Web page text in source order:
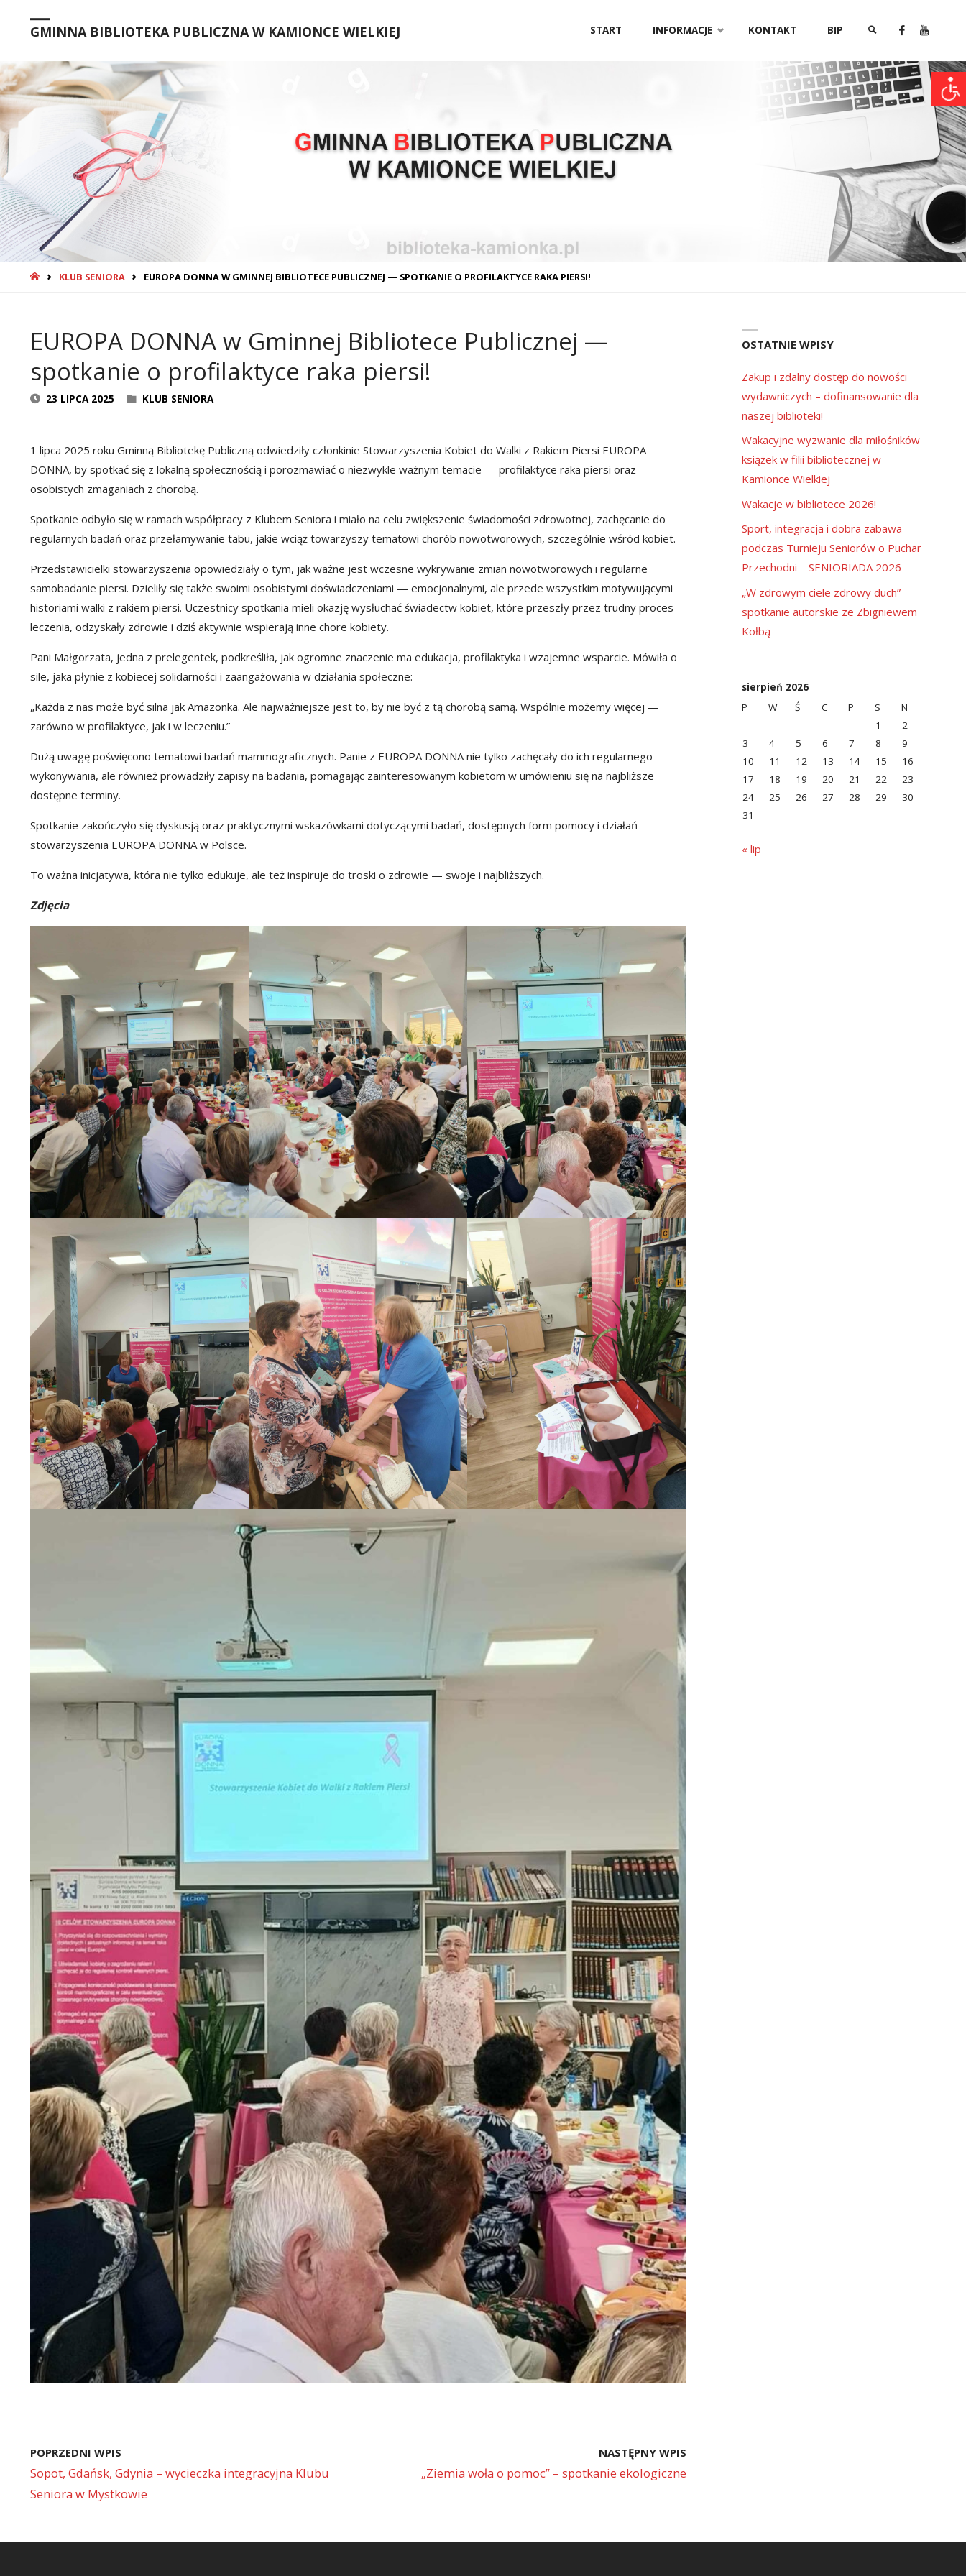
GMINNA BIBLIOTEKA PUBLICZNA W KAMIONCE WIELKIEJ START INFORMACJE KONTAKT BIP
SZUKAJ
STRONA
KLUB SENIORA EUROPA DONNA W GMINNEJ BIBLIOTECE PUBLICZNEJ — SPOTKANIE O PROFILAKTYCE RAKA PIERSI!
EUROPA DONNA w Gminnej Bibliotece Publicznej —
spotkanie o profilaktyce raka piersi!
23 LIPCA 2025 KLUB SENIORA
1 lipca 2025 roku Gminną Bibliotekę Publiczną odwiedziły członkinie Stowarzyszenia Kobiet do Walki z Rakiem Piersi EUROPA
DONNA, by spotkać się z lokalną społecznością i porozmawiać o niezwykle ważnym temacie — profilaktyce raka piersi oraz
osobistych zmaganiach z chorobą.
Spotkanie odbyło się w ramach współpracy z Klubem Seniora i miało na celu zwiększenie świadomości zdrowotnej, zachęcanie do
regularnych badań oraz przełamywanie tabu, jakie wciąż towarzyszy tematowi chorób nowotworowych, szczególnie wśród kobiet.
Przedstawicielki stowarzyszenia opowiedziały o tym, jak ważne jest wczesne wykrywanie zmian nowotworowych i regularne
samobadanie piersi. Dzieliły się także swoimi osobistymi doświadczeniami — emocjonalnymi, ale przede wszystkim motywującymi
historiami walki z rakiem piersi. Uczestnicy spotkania mieli okazję wysłuchać świadectw kobiet, które przeszły przez trudny proces
leczenia, odzyskały zdrowie i dziś aktywnie wspierają inne chore kobiety.
Pani Małgorzata, jedna z prelegentek, podkreśliła, jak ogromne znaczenie ma edukacja, profilaktyka i wzajemne wsparcie. Mówiła o
sile, jaka płynie z kobiecej solidarności i zaangażowania w działania społeczne:
„Każda z nas może być silna jak Amazonka. Ale najważniejsze jest to, by nie być z tą chorobą samą. Wspólnie możemy więcej —
zarówno w profilaktyce, jak i w leczeniu.”
Dużą uwagę poświęcono tematowi badań mammograficznych. Panie z EUROPA DONNA nie tylko zachęcały do ich regularnego
wykonywania, ale również prowadziły zapisy na badania, pomagając zainteresowanym kobietom w umówieniu się na najbliższe
dostępne terminy.
Spotkanie zakończyło się dyskusją oraz praktycznymi wskazówkami dotyczącymi badań, dostępnych form pomocy i działań
stowarzyszenia EUROPA DONNA w Polsce.
To ważna inicjatywa, która nie tylko edukuje, ale też inspiruje do troski o zdrowie — swoje i najbliższych.
Zdjęcia
POPRZEDNI WPIS
Sopot, Gdańsk, Gdynia – wycieczka integracyjna Klubu
Seniora w Mystkowie
NASTĘPNY WPIS
„Ziemia woła o pomoc” – spotkanie ekologiczne
OSTATNIE WPISY
Zakup i zdalny dostęp do nowości
wydawniczych – dofinansowanie dla
naszej biblioteki!
Wakacyjne wyzwanie dla miłośników
książek w filii bibliotecznej w
Kamionce Wielkiej
Wakacje w bibliotece 2026!
Sport, integracja i dobra zabawa
podczas Turnieju Seniorów o Puchar
Przechodni – SENIORIADA 2026
„W zdrowym ciele zdrowy duch” –
spotkanie autorskie ze Zbigniewem
Kołbą
sierpień 2026
P
W Ś C P S
N
1
2
3
4 5 6 7 8
9
10
11 12 13 14 15
16
17
18 19 20 21 22
23
24
25 26 27 28 29
30
31
« lip